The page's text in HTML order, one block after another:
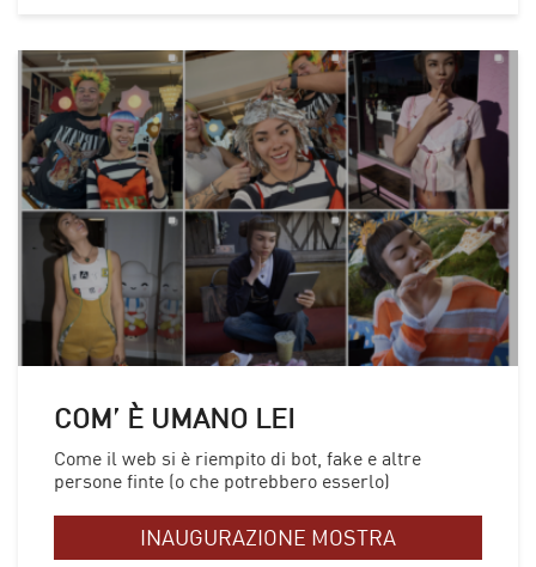
COM’ È UMANO LEI
Come il web si è riempito di bot, fake e altre
persone finte (o che potrebbero esserlo)
INAUGURAZIONE MOSTRA